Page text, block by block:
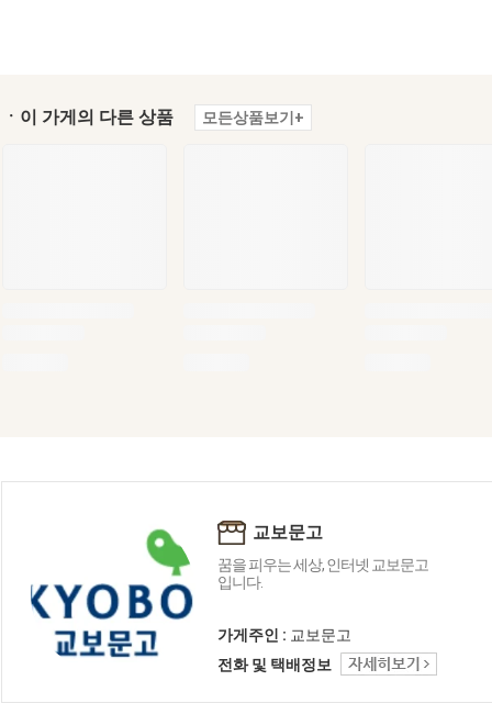
ㆍ이 가게의 다른 상품 모든상품보기+
교보문고
꿈을 피우는 세상, 인터넷 교보문고
입니다.
가게주인 : 교보문고
전화 및 택배정보